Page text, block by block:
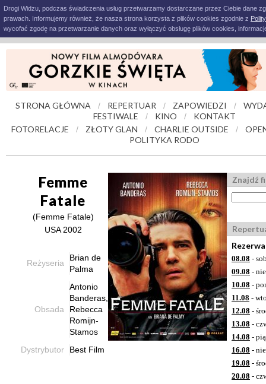
Drogi Widzu, podczas świadczenia usług przetwarzamy dostarczane przez Ciebie dane
prawach. Informujemy również, że nasza strona korzysta z plików cookies zgodnie z
wycofać zgodę na przetwarzanie danych oraz wyłączyć obsługę plików cookies,
STRONA GŁÓWNA / REPERTUAR / ZAPOWIEDZI /
FESTIWALE
/ KINO /
KONTAKT
FOTORELACJE
/ ZŁOTY GLAN / CHARLIE OUTSIDE /
POLITYKA RODO
Femme
Fatale
(Femme Fatale)
USA 2002
Reżyseria
Brian de
Palma
Obsada
Antonio
Banderas,
Rebecca
Romijn-
Stamos
Dystrybutor
Best Film
Znajdź
08.08 -
09.08 -
10.08 -
11.08 -
12.08 -
13.08 -
14.08 -
16.08 -
19.08 -
20.08 -